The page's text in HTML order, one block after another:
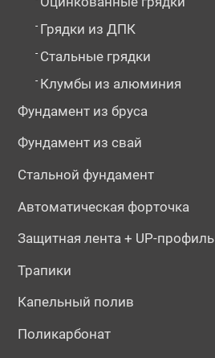
- Грядки из ДПК
- Стальные грядки
- Клумбы из алюминия
Фундамент из бруса
Фундамент из свай
Стальной фундамент
Автоматическая форточка
Защитная лента + UP-профиль
Трапики
Капельный полив
Поликарбонат